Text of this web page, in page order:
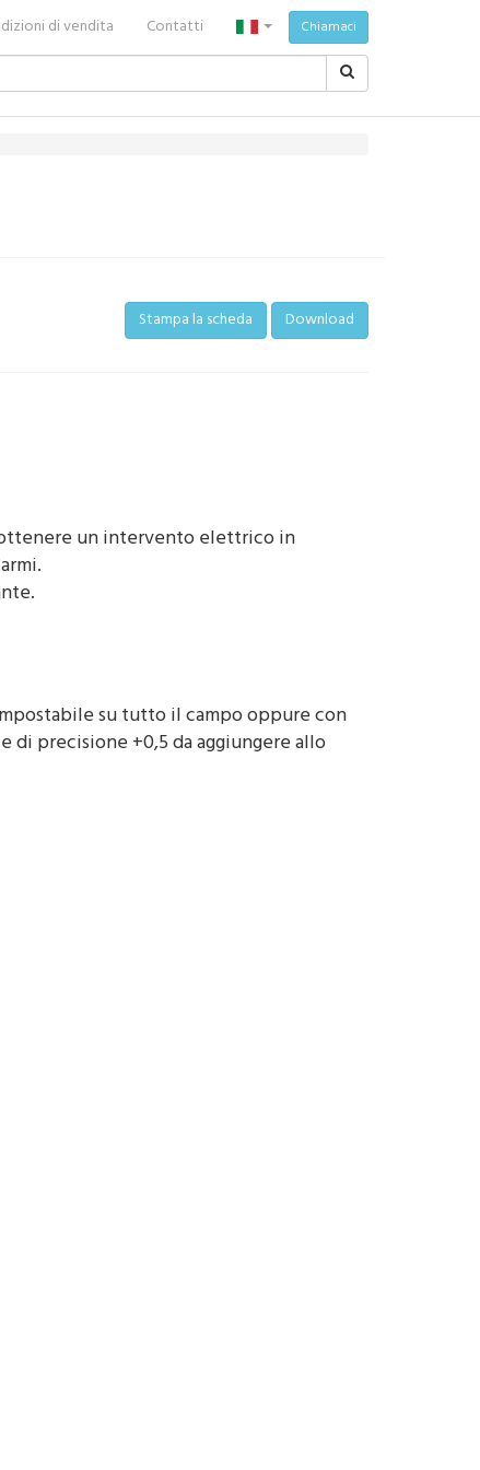
di vendita Contatti Chiamaci
Stampa la scheda Download
un intervento elettrico in
su tutto il campo oppure con
di precisione +0,5 da aggiungere allo